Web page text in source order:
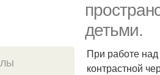
детьми.
При работе
контрастной